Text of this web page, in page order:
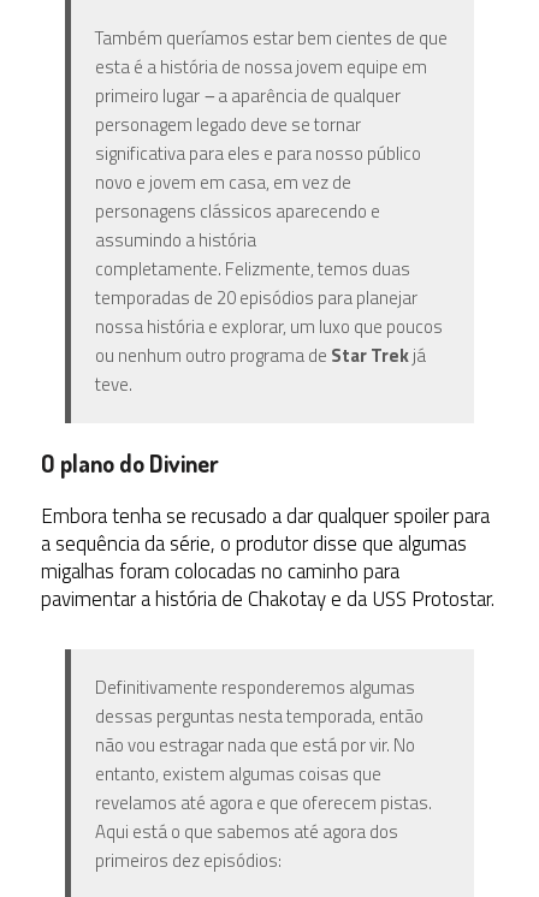
Também queríamos estar bem cientes de que
esta é a história de nossa jovem equipe em
primeiro lugar–a aparência de qualquer
personagem legado deve se tornar
significativa para eles e para nosso público
novo e jovem em casa, em vez de
personagens clássicos aparecendo e
assumindo a história
completamente. Felizmente, temos duas
temporadas de 20 episódios para planejar
nossa história e explorar, um luxo que poucos
ou nenhum outro programa de Star Trekjá
teve.
O plano do Diviner
Embora tenha se recusado a dar qualquer spoiler para
a sequência da série, o produtor disse que algumas
migalhas foram colocadas no caminho para
pavimentar a história de Chakotay e da USS Protostar.
Definitivamente responderemos algumas
dessas perguntas nesta temporada, então
não vou estragar nada que está por vir. No
entanto, existem algumas coisas que
revelamos até agora e que oferecem pistas.
Aqui está o que sabemos até agora dos
primeiros dez episódios: